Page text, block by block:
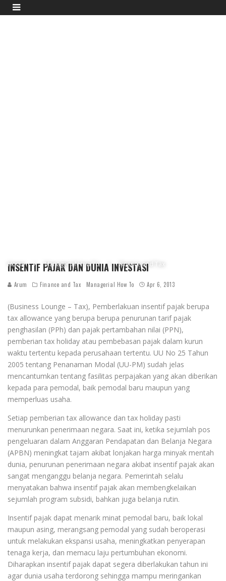
Home Managerial How To Finance and Tax
INSENTIF PAJAK DAN DUNIA INVESTASI
Arum Finance and Tax Managerial How To Apr 6, 2013
(Business Lounge – Tax), Pemberlakuan insentif pajak berupa
tax allowance yang berupa berupa penurunan tarif pajak
penghasilan (PPh) dan pajak pertambahan nilai (PPN),
pemberian tax holiday atau pembebasan pajak dalam kurun
waktu tertentu kepada perusahaan tertentu. UU No 25 Tahun
2005 tentang Penanaman Modal (UU-PM) sudah jelas
mencantumkan tentang fasilitas perpajakan yang akan diberikan
kepada para pemodal, baik pemodal baru maupun yang
memperluas usaha.
Setiap pemberian tax allowance dan tax holiday pasti
menurunkan penerimaan negara. Saat ini, ketika sejumlah pos
pengeluaran dalam Anggaran Pendapatan dan Belanja Negara
(APBN) meningkat tajam akibat lonjakan harga minyak mentah
dunia, penurunan penerimaan negara akibat insentif pajak akan
sangat menganggu belanja negara. Pemerintah selalu
menyatakan bahwa insentif pajak akan membengkelaikan
sejumlah program subsidi, bahkan juga belanja rutin.
Insentif pajak dapat menarik minat pemodal baru, baik lokal
maupun asing, merangsang pemodal yang sudah beroperasi
untuk melakukan ekspansi usaha, meningkatkan penyerapan
tenaga kerja, dan memacu laju pertumbuhan ekonomi.
Diharapkan insentif pajak dapat segera diberlakukan tahun ini
agar dunia usaha terdorong sehingga mampu meringankan